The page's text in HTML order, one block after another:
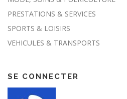
PRESTATIONS & SERVICES
SPORTS & LOISIRS
VEHICULES & TRANSPORTS
SE CONNECTER